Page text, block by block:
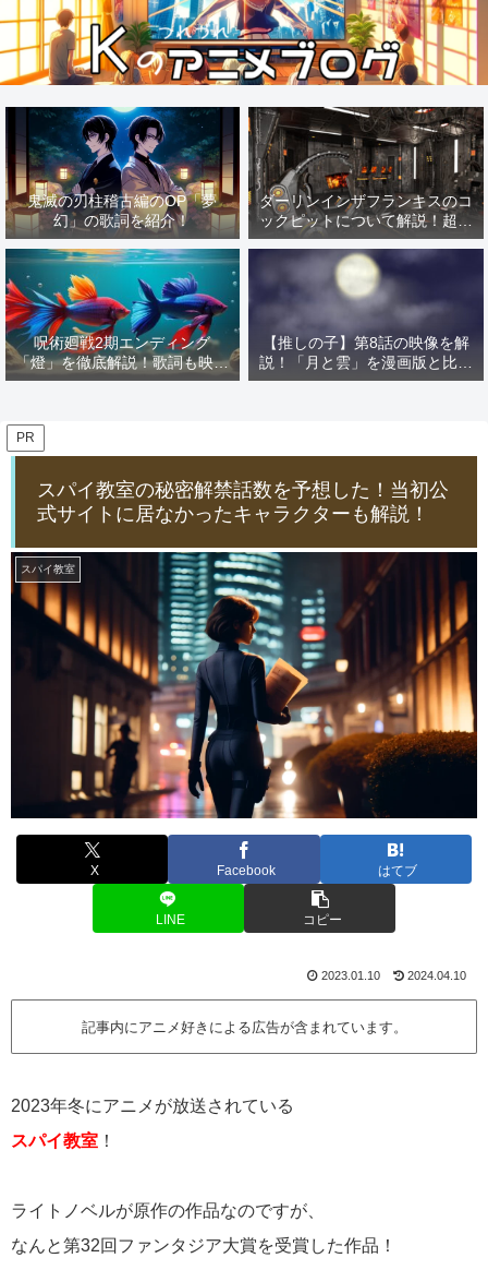
鬼滅の刃柱稽古編のOP「夢
幻」の歌詞を紹介！
ダーリンインザフランキスのコ
ックピットについて解説！超有
名な「あの作品」の影響を解
説！
呪術廻戦2期エンディング
「燈」を徹底解説！歌詞も映像
も解説しちゃいます！
【推しの子】第8話の映像を解
説！「月と雲」を漫画版と比較
すればMEMの憧れが見える！
PR
スパイ教室の秘密解禁話数を予想した！当初公
式サイトに居なかったキャラクターも解説！
スパイ教室
X Facebook はてブ
LINE コピー
2023.01.10 2024.04.10
記事内にアニメ好きによる広告が含まれています。
2023年冬にアニメが放送されている
スパイ教室 ！
ライトノベルが原作の作品なのですが、
なんと第32回ファンタジア大賞を受賞した作品！